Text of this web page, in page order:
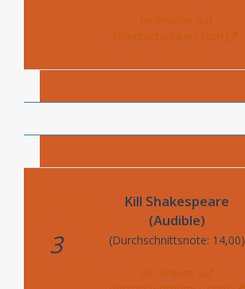
Rezension auf
hoerbuchjunkies.com
3
Kill Shakespeare
(Audible)
(Durchschnittsnote: 14,00)
Rezension auf